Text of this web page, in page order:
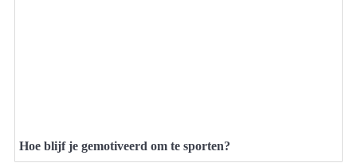
Hoe blijf je gemotiveerd om te sporten?